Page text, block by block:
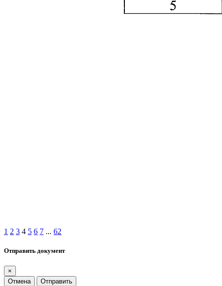
1 2 3 4 5 6 7 ... 62
Отправить документ
×
Отмена
Отправить